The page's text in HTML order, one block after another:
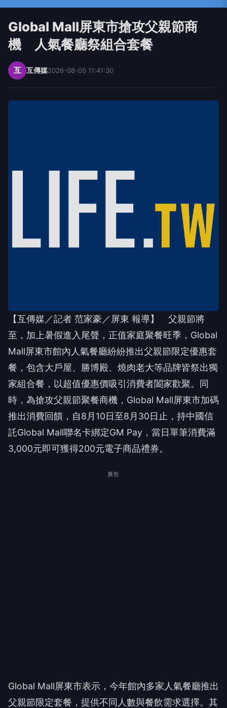
Global Mall屏東市搶攻父親節商
機 人氣餐廳祭組合套餐
互 互傳媒2026-08-05 11:41:30
【互傳媒／記者 范家豪／屏東 報導】 父親節將
至，加上暑假進入尾聲，正值家庭聚餐旺季，Global
Mall屏東市館內人氣餐廳紛紛推出父親節限定優惠套
餐，包含大戶屋、勝博殿、燒肉老大等品牌皆祭出獨
家組合餐，以超值優惠價吸引消費者闔家歡聚。同
時，為搶攻父親節聚餐商機，Global Mall屏東市加碼
推出消費回饋，自8月10日至8月30日止，持中國信
託Global Mall聯名卡綁定GM Pay，當日單筆消費滿
3,000元即可獲得200元電子商品禮券。
廣告
Global Mall屏東市表示，今年館內多家人氣餐廳推出
父親節限定套餐，提供不同人數與餐飲需求選擇。其